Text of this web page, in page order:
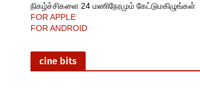
நிகழ்ச்சிகளை 24 மணிநேரமும் கேட்டுமகிழுங்கள்
FOR APPLE
FOR ANDROID
cine bits